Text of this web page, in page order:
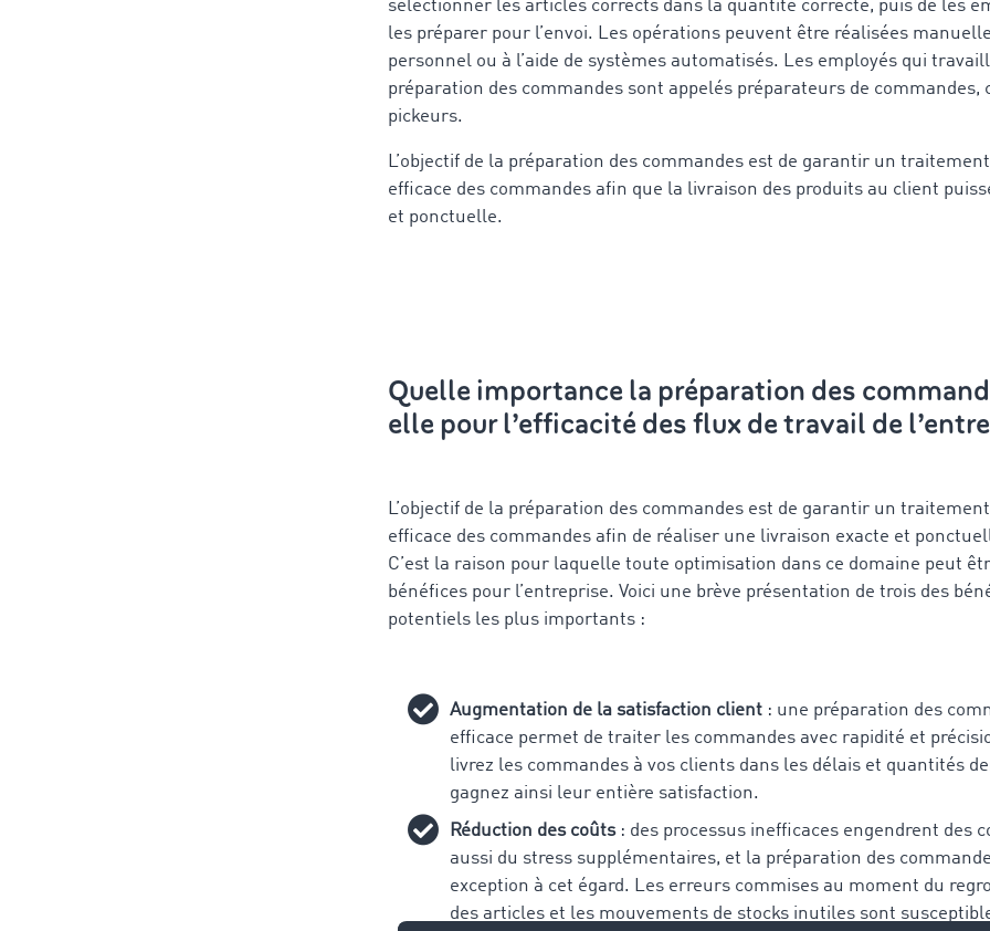
sélectionner les articles corrects dans la quantité correcte, puis de les
les préparer pour l’envoi. Les opérations peuvent être réalisées
personnel ou à l’aide de systèmes automatisés. Les employés qui
préparation des commandes sont appelés préparateurs de commandes,
pickeurs.
L’objectif de la préparation des commandes est de garantir un
efficace des commandes afin que la livraison des produits au client
et ponctuelle.
Quelle importance la préparation des
elle pour l’efficacité des flux de travail de
L’objectif de la préparation des commandes est de garantir un
efficace des commandes afin de réaliser une livraison exacte et
C’est la raison pour laquelle toute optimisation dans ce domaine peut
bénéfices pour l’entreprise. Voici une brève présentation de trois des
potentiels les plus importants :
Augmentation de la satisfaction client : une préparation des
efficace permet de traiter les commandes avec rapidité et
livrez les commandes à vos clients dans les délais et quantités
gagnez ainsi leur entière satisfaction.
Réduction des coûts: des processus inefficaces engendrent des
aussi du stress supplémentaires, et la préparation des
exception à cet égard. Les erreurs commises au moment du
des articles et les mouvements de stocks inutiles sont